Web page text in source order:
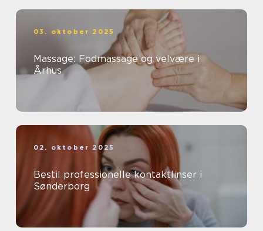
03. oktober 2025
Massage: Fodmassage og velvære i
Århus
02. oktober 2025
Bestil professionelle kontaktlinser i
Sønderborg